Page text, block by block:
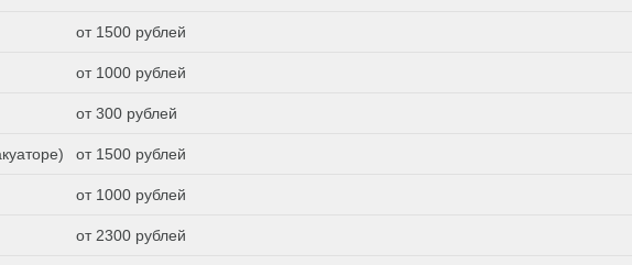
от 1500 рублей
от 1000 рублей
от 300 рублей
от 1500 рублей
от 1000 рублей
от 2300 рублей